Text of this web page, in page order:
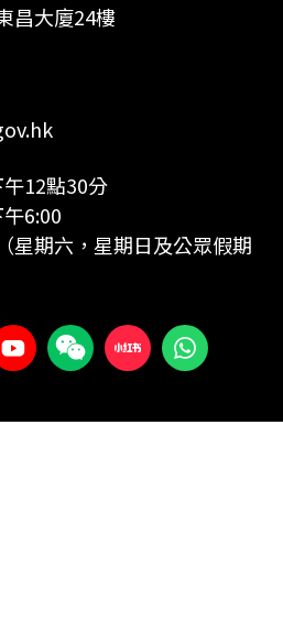
昌大廈24樓
午12點30分
6:00
星期六，星期日及公眾假期